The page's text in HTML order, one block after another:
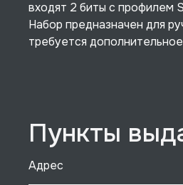
входят 2 биты с профилем
Набор предназначен для
требуется
Пункты
Адрес